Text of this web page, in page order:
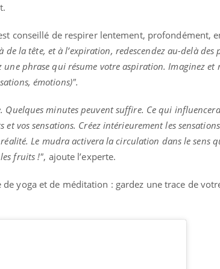
conseillé de respirer lentement, profondément,
la tête, et à l’expiration, redescendez au-delà des
une phrase qui résume votre aspiration. Imaginez et
émotions)".
Quelques minutes peuvent suffire. Ce qui
et vos sensations. Créez intérieurement les
Le mudra activera la circulation dans le sens
fruits !", ajoute l’experte.
yoga et de méditation : gardez une trace de